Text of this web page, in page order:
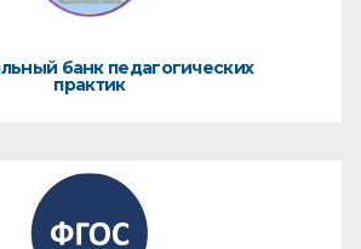
банк педагогических
практик